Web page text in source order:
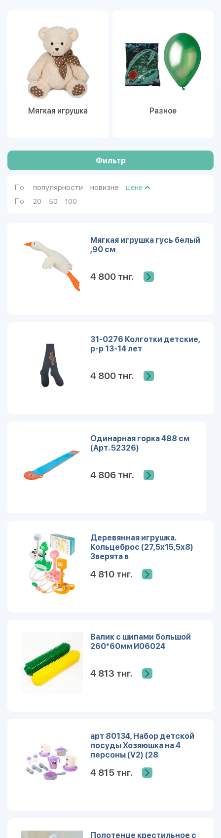
Мягкая игрушка Разное
Фильтр
По: популярности новизне цене
По: 20 50 100
Мягкая игрушка гусь белый
,90 см
4 800 тнг.
31-0276 Колготки детские,
р-р 13-14 лет
4 800 тнг.
Одинарная горка 488 см
(Арт. 52326)
4 806 тнг.
Деревянная игрушка.
Кольцеброс (27,5х15,5х8)
Зверята в
4 810 тнг.
Валик с шипами большой
260*60мм И06024
4 813 тнг.
арт 80134, Набор детской
посуды Хозяюшка на 4
персоны (V2) (28
4 815 тнг.
Полотенце крестильное с